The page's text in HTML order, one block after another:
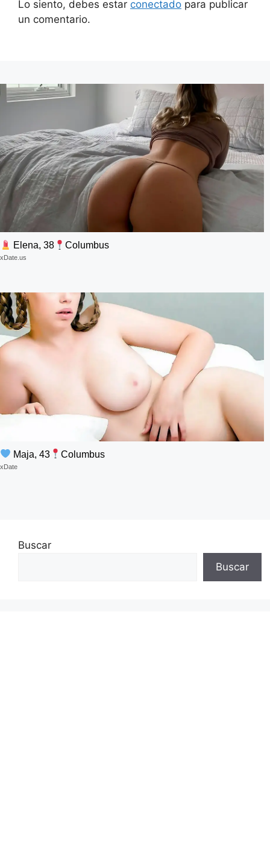
Lo siento, debes estar conectado para publicar
un comentario.
Elena, 38 Columbus
xDate.us
Maja, 43 Columbus
xDate
Buscar
Buscar